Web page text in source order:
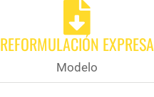
REFORMULACIÓN EXPRESA
Modelo